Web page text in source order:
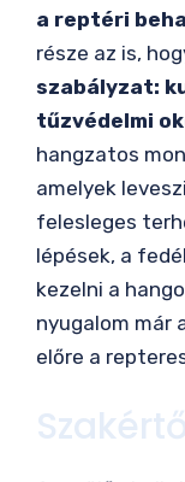
a reptéri
része az is,
szabályzat:
tűzvédelmi
hangzatos
amelyek
felesleges
lépések, a
kezelni a
nyugalom már
előre a